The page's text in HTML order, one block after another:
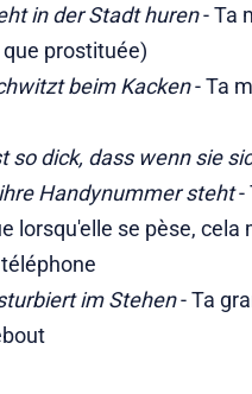
in der Stadt huren- Ta
prostituée)
beim Kacken- Ta
so dick, dass wenn sie
Handynummer steht-
lorsqu'elle se pèse, cela
im Stehen- Ta